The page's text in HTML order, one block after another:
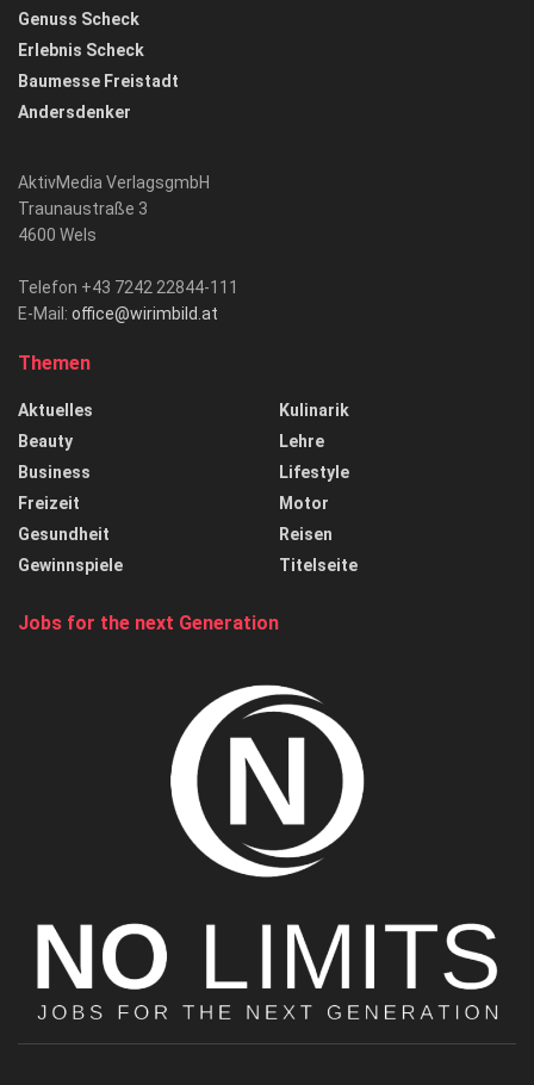
Genuss Scheck
Erlebnis Scheck
Baumesse Freistadt
Andersdenker
AktivMedia VerlagsgmbH
Traunaustraße 3
4600 Wels
Telefon +43 7242 22844-111
E-Mail: office@wirimbild.at
Themen
Aktuelles
Beauty
Business
Freizeit
Gesundheit
Gewinnspiele
Kulinarik
Lehre
Lifestyle
Motor
Reisen
Titelseite
Jobs for the next Generation